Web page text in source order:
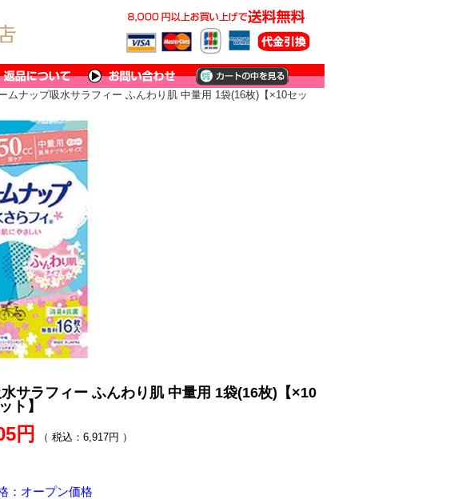
ムナップ吸水サラフィー ふんわり肌 中量用 1袋(16枚)【×10セッ
サラフィー ふんわり肌 中量用 1袋(16枚)【×10
ト】
円 （ 税込：6,917円 ）
：オープン価格